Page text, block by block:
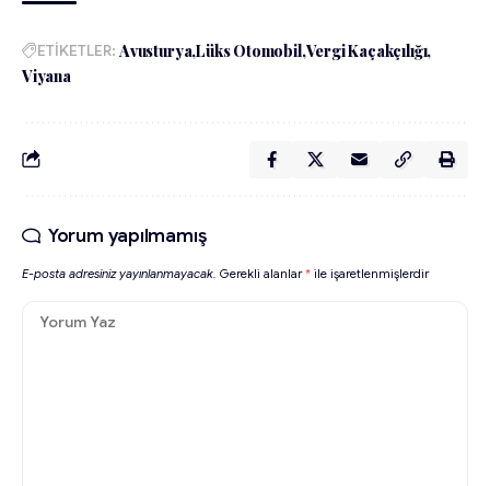
ETİKETLER: Avusturya Lüks Otomobil Vergi Kaçakçılığı
Viyana
Yorum yapılmamış
E-posta adresiniz yayınlanmayacak. Gerekli alanlar* ile işaretlenmişlerdir